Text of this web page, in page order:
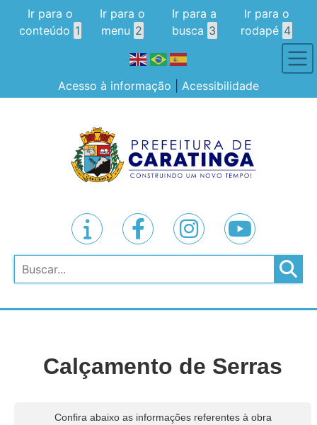
Ir para o
conteúdo 1
Ir para o
menu 2
Ir para a
busca 3
Ir para o
rodapé 4
Acesso à informação Acessibilidade
Pesquisar
Calçamento de Serras
Confira abaixo as informações referentes à obra